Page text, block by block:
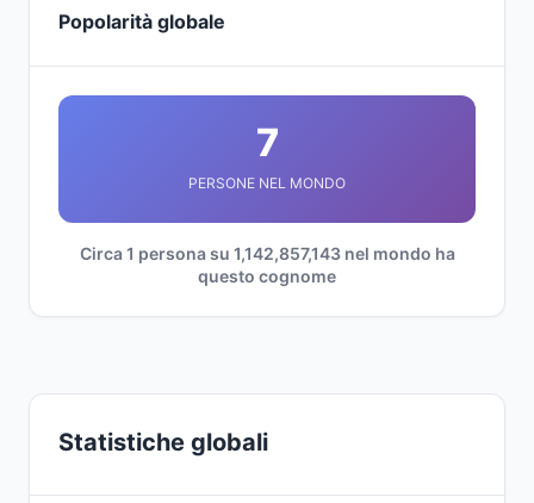
Popolarità globale
7
PERSONE NEL MONDO
Circa 1 persona su 1,142,857,143 nel mondo ha
questo cognome
Statistiche globali